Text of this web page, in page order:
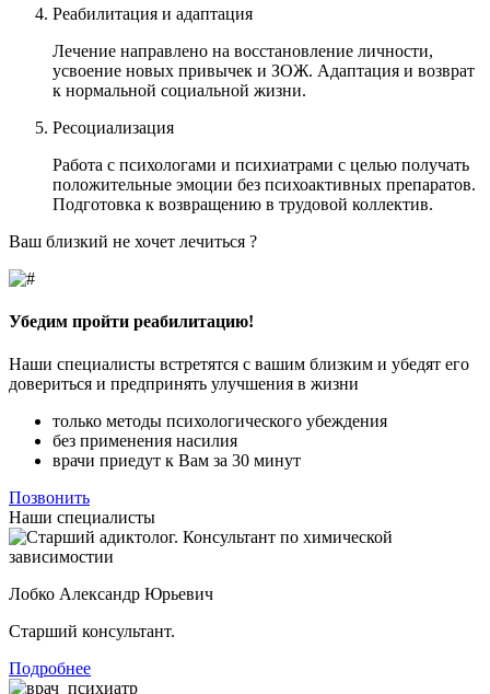
Реабилитация и адаптация
Лечение направлено на восстановление личности,
усвоение новых привычек и ЗОЖ. Адаптация и возврат
к нормальной социальной жизни.
Ресоциализация
Работа с психологами и психиатрами с целью получать
положительные эмоции без психоактивных препаратов.
Подготовка к возвращению в трудовой коллектив.
Ваш близкий не хочет лечиться ?
Убедим пройти реабилитацию!
Наши специалисты встретятся с вашим близким и убедят его
довериться и предпринять улучшения в жизни
только методы психологического убеждения
без применения насилия
врачи приедут к Вам за 30 минут
Позвонить
Наши специалисты
Лобко Александр Юрьевич
Старший консультант.
Подробнее